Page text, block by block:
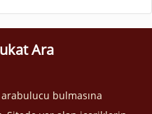
Ara
bulmasına